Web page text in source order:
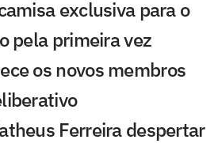
exclusiva para o
pela primeira vez
os novos membros
Ferreira despertar